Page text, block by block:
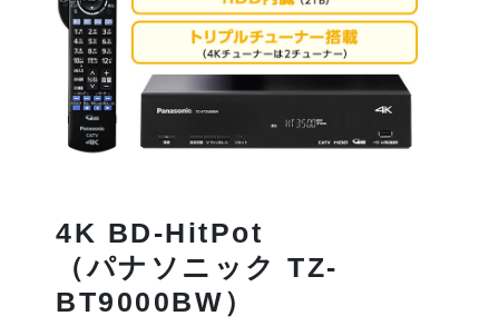
4K BD-HitPot
（パナソニック TZ-
BT9000BW）